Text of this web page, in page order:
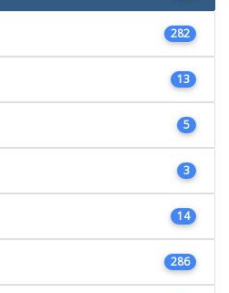
282
13
5
3
14
286